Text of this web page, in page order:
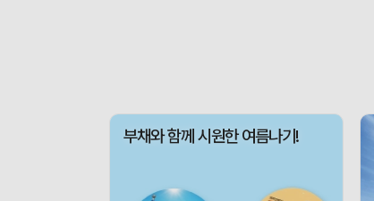
부채와 함께 시원한 여름나기!